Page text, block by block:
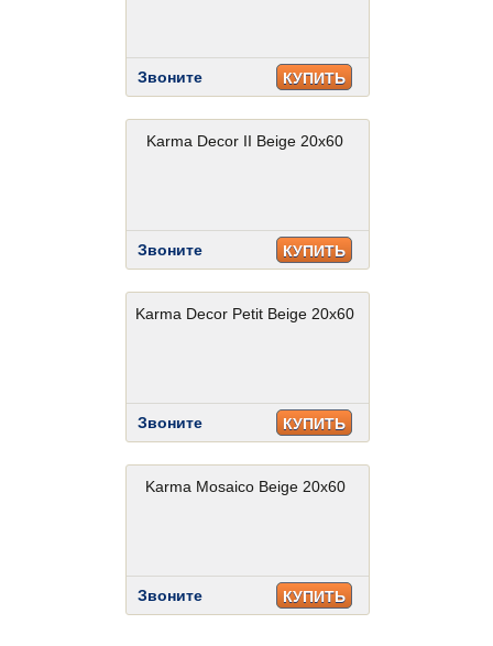
Звоните КУПИТЬ
Karma Decor II Beige 20x60
Звоните КУПИТЬ
Karma Decor Petit Beige 20x60
Звоните КУПИТЬ
Karma Mosaico Beige 20x60
Звоните КУПИТЬ